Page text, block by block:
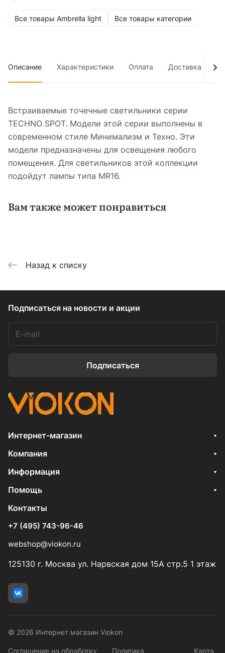
Все товары Ambrella light Все товары категории
Описание Характеристики Оплата Доставка
Встраиваемые точечные светильники серии
TECHNO SPOT. Модели этой серии выполнены в
современном стиле Минимализм и Техно. Эти
модели предназначены для освещения любого
помещения. Для светильников этой коллекции
подойдут лампы типа MR16.
Вам также может понравиться
Назад к списку
Подписаться на новости и акции
Подписаться
Интернет-магазин
Компания
Информация
Помощь
Контакты
+7 (495) 743-96-46
webshop@viokon.ru
125130 г. Москва ул. Нарвская дом 15А стр.5 1 этаж
© 2026 Интернет магазин Viokon
Соглашение на обработку Политика Карта